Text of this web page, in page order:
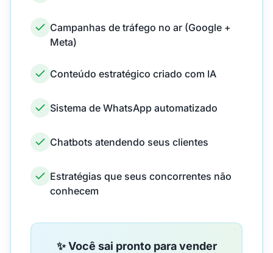
Campanhas de tráfego no ar (Google +
Meta)
Conteúdo estratégico criado com IA
Sistema de WhatsApp automatizado
Chatbots atendendo seus clientes
Estratégias que seus concorrentes não
conhecem
✨ Você sai pronto para vender